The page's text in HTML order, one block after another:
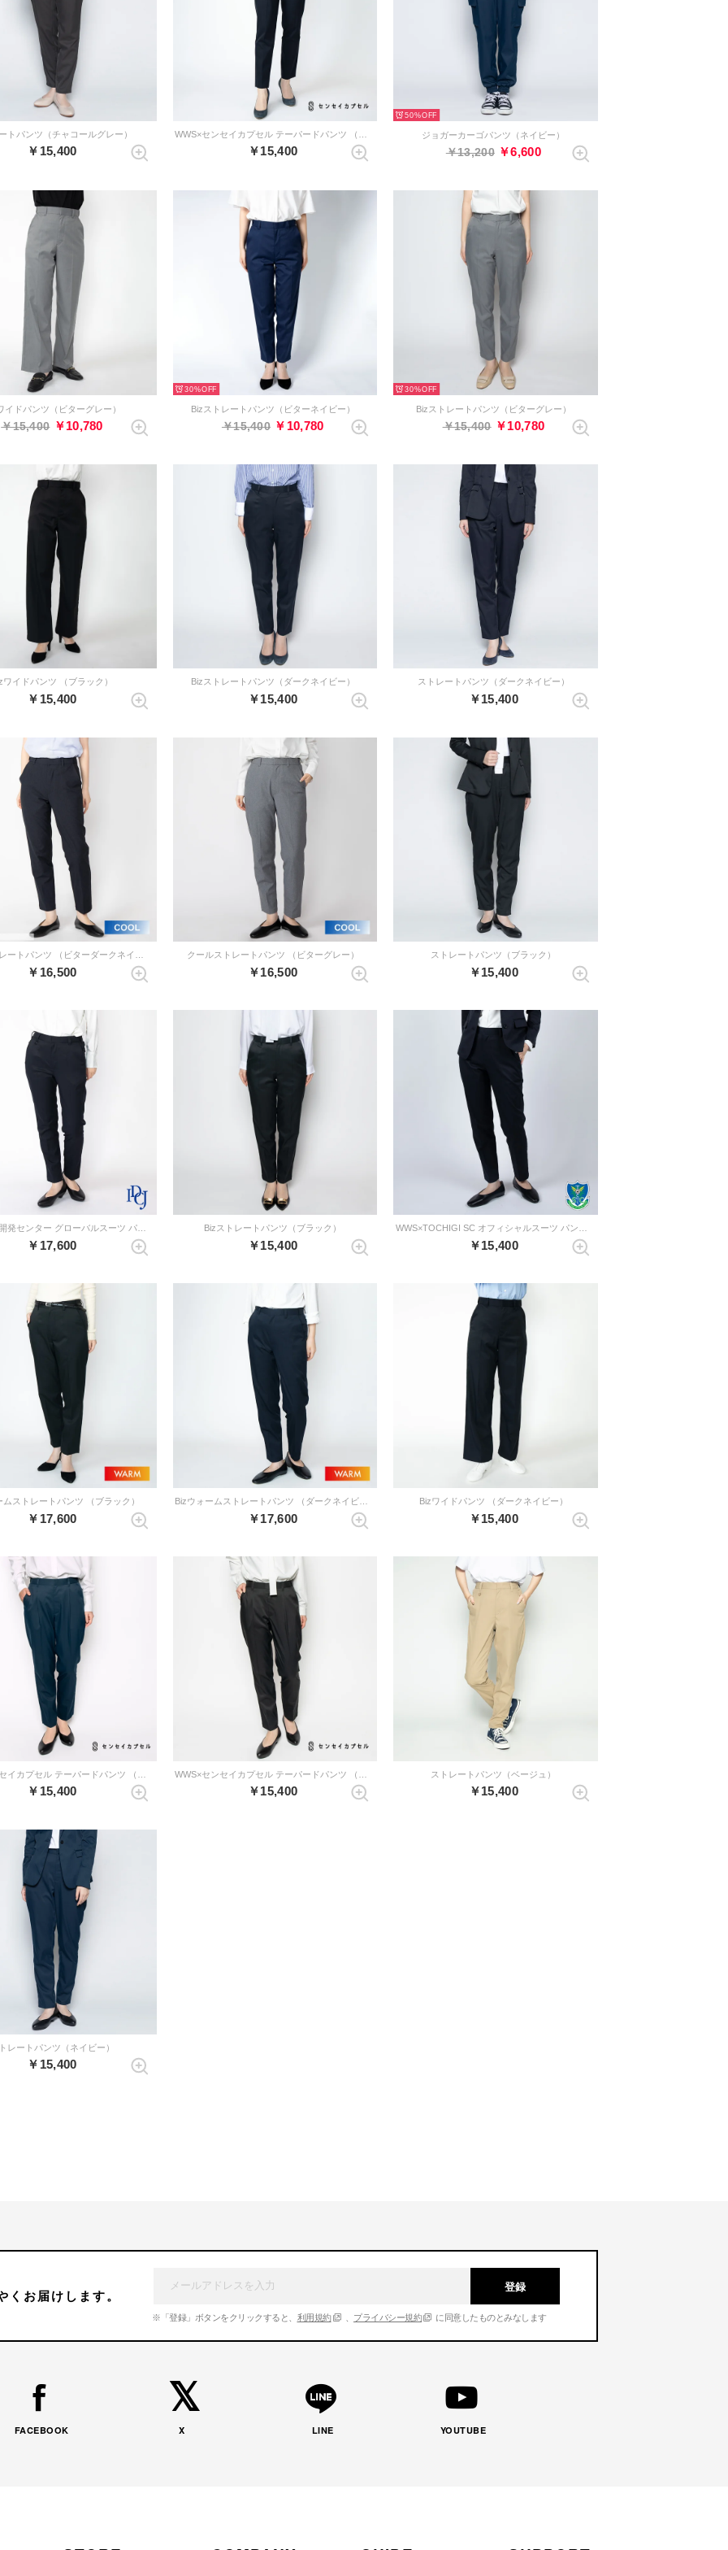
トパンツ（チャコールグレー）
￥15,400 ￥15,400
50%
ジョガーカーゴパンツ（ネイビー）
￥13,200 ￥6,600
イドパンツ（ビターグレー）
￥15,400 ￥10,780
30%
Bizストレートパンツ（ビターネイビー）
￥15,400 ￥10,780
30%
Bizストレートパンツ（ビターグレー）
￥15,400 ￥10,780
ワイドパンツ （ブラック）
￥15,400
Bizストレートパンツ（ダークネイビー）
￥15,400
ストレートパンツ（ダークネイビー）
￥15,400
￥16,500
クールストレートパンツ （ビターグレー）
￥16,500
ストレートパンツ（ブラック）
￥15,400
￥17,600
Bizストレートパンツ（ブラック）
￥15,400 ￥15,400
ムストレートパンツ （ブラック）
￥17,600 ￥17,600
Bizワイドパンツ （ダークネイビー）
￥15,400
￥15,400 ￥15,400
ストレートパンツ（ベージュ）
￥15,400
レートパンツ（ネイビー）
￥15,400
くお届けします。
登録
※「登録」ボタンをクリックすると、 利用規約 プライバシー規約 に同意したものとみなします
FACEBOOK X LINE YOUTUBE